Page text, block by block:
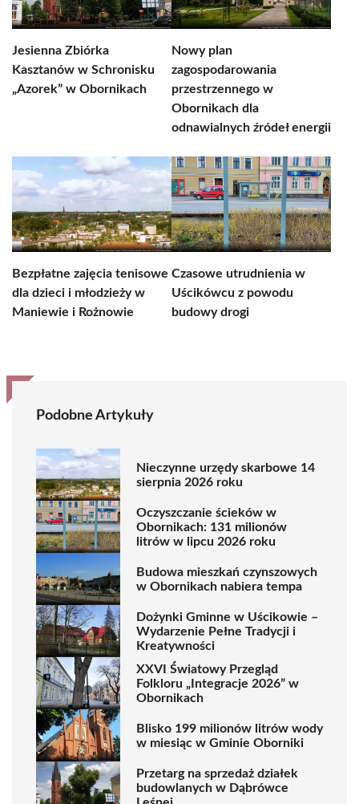
Jesienna Zbiórka
Kasztanów w Schronisku
„Azorek” w Obornikach
Nowy plan
zagospodarowania
przestrzennego w
Obornikach dla
odnawialnych źródeł energii
Bezpłatne zajęcia tenisowe
dla dzieci i młodzieży w
Maniewie i Rożnowie
Czasowe utrudnienia w
Uścikówcu z powodu
budowy drogi
Podobne Artykuły
Nieczynne urzędy skarbowe 14
sierpnia 2026 roku
Oczyszczanie ścieków w
Obornikach: 131 milionów
litrów w lipcu 2026 roku
Budowa mieszkań czynszowych
w Obornikach nabiera tempa
Dożynki Gminne w Uścikowie –
Wydarzenie Pełne Tradycji i
Kreatywności
XXVI Światowy Przegląd
Folkloru „Integracje 2026” w
Obornikach
Blisko 199 milionów litrów wody
w miesiąc w Gminie Oborniki
Przetarg na sprzedaż działek
budowlanych w Dąbrówce